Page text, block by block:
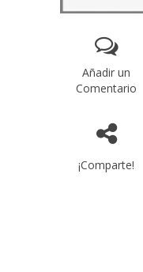
Añadir un
Comentario
¡Comparte!